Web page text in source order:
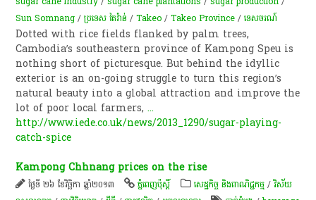
Sun Somnang /ប្រទេស តៃវ៉ាន់ /Takeo /Takeo Province /ទេសចរណ៍
Dotted with rice fields flanked by palm trees,
Cambodia’s southeastern province of Kampong Speu is
nothing short of picturesque. But behind the idyllic
exterior is an on-going struggle to turn this region’s
natural beauty into a global attraction and improve the
lot of poor local farmers,...
http://www.iede.co.uk/news/2013_1290/sugar-playing-
catch-spice
Kampong Chhnang prices on the rise
ថ្ងៃទី ២៦ ខែវិច្ឆិកា ឆ្នាំ២០១៣ ភ្នំពេញប៉ុស្តិ៍ សេដ្ឋកិច្ច និងពាណិជ្ជកម្ម /វិស័យ